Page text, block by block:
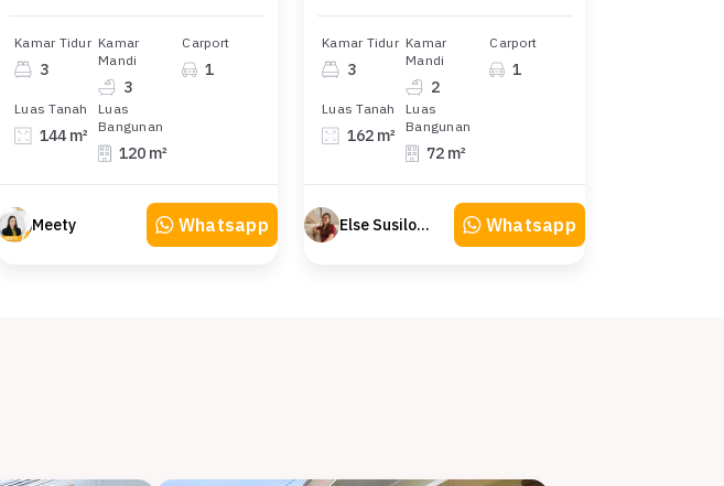
Kamar Tidur
3
Kamar
Mandi
3
Carport
1
Luas Tanah
144 m²
Luas
Bangunan
120 m²
Meety Whatsapp
Kamar Tidur
3
Kamar
Mandi
2
Carport
1
Luas Tanah
162 m²
Luas
Bangunan
72 m²
Else Susilowaty Whatsapp